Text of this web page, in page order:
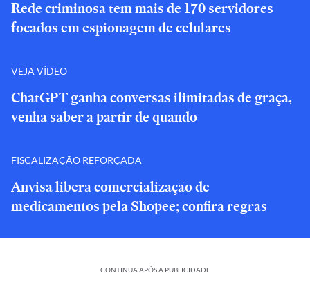
Rede criminosa tem mais de 170 servidores
focados em espionagem de celulares
VEJA VÍDEO
ChatGPT ganha conversas ilimitadas de graça,
venha saber a partir de quando
FISCALIZAÇÃO REFORÇADA
Anvisa libera comercialização de
medicamentos pela Shopee; confira regras
CONTINUA APÓS A PUBLICIDADE